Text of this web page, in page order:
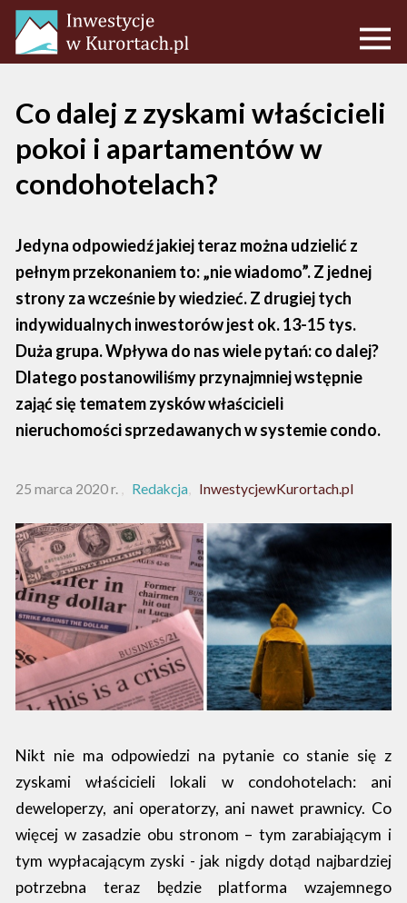
Co dalej z zyskami właścicieli
pokoi i apartamentów w
condohotelach?
Jedyna odpowiedź jakiej teraz można udzielić z
pełnym przekonaniem to: „nie wiadomo”. Z jednej
strony za wcześnie by wiedzieć. Z drugiej tych
indywidualnych inwestorów jest ok. 13-15 tys.
Duża grupa. Wpływa do nas wiele pytań: co dalej?
Dlatego postanowiliśmy przynajmniej wstępnie
zająć się tematem zysków właścicieli
nieruchomości sprzedawanych w systemie condo.
25 marca 2020 r. Redakcja InwestycjewKurortach.pl
Nikt nie ma odpowiedzi na pytanie co stanie się z
zyskami właścicieli lokali w condohotelach: ani
deweloperzy, ani operatorzy, ani nawet prawnicy. Co
więcej w zasadzie obu stronom – tym zarabiającym i
tym wypłacającym zyski - jak nigdy dotąd najbardziej
potrzebna teraz będzie platforma wzajemnego